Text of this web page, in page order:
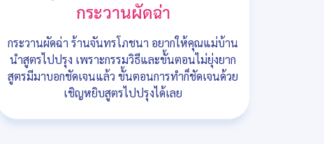
กระวานผัดฉ่า
กระวานผัดฉ่า ร้านจันทรโภชนา อยากให้คุณแม่บ้าน
นำสูตรไปปรุง เพราะกรรมวิธีและขั้นตอนไม่ยุ่งยาก
สูตรมีมาบอกชัดเจนแล้ว ขั้นตอนการทำก็ชัดเจนด้วย
เชิญหยิบสูตรไปปรุงได้เลย